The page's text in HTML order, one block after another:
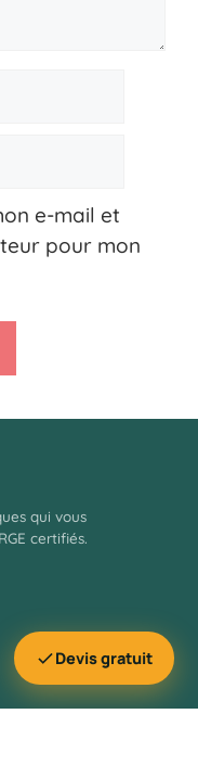
e-mail et
pour mon
qui vous
certifiés.
Devis gratuit